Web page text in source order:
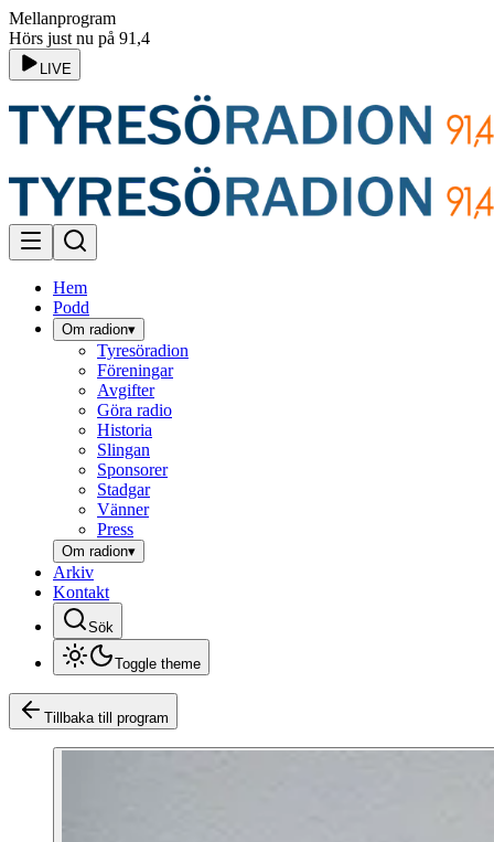
Mellanprogram
Hörs just nu på 91,4
LIVE
Hem
Podd
Om radion▾
Tyresöradion
Föreningar
Avgifter
Göra radio
Historia
Slingan
Sponsorer
Stadgar
Vänner
Press
Om radion▾
Arkiv
Kontakt
Sök
Toggle theme
Tillbaka till program